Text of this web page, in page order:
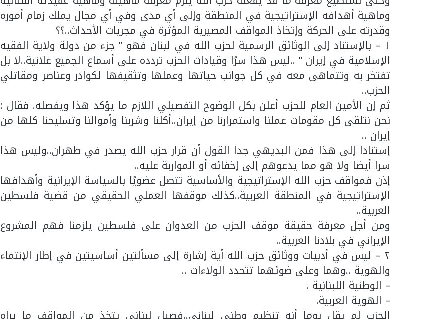
وماهية أهدافه الإستراتيجية في المنطقة وإلى أي مدى وفي أي مجال يملك زمام أموره
وقدرته على الحركة وإتخاذ المواقف المصيرية المؤثرة في مجريات الأحداث..؟؟
١ – بالإستناد إلى الوثائق الرسمية لحزب الله في لبنان فهو ” جزء من دولة ولاية الفقيه
الإسلامية في إيران ” ..ليس هذا سرًا وقيادات الحزب تردده على أسماع الجميع علانية..لا بل
تفتخر به وتتماهى معه في كل جوانب حياتها وعملها وتثقيفها لكوادر وعناصر ومقاتلي
الحزب..
ثم إن الأمين العام للحزب أعلن بكل الوضوح التفصيلي اللازم ما يؤكد هذا ويفصله. فقال :
نحن نتلقى كل مقومات عملنا واستمرارنا من إيران..أكلنا وشربنا وأموالنا وتسليحنا كلها من
إيران ..
إستنادا إلى هذا فمن البديهي جدا القول أن قرار حزب الله يصدر في طهران..وليس هذا
سرا أيضا ولا هو مما يدعوهم إلى إخفائه أو المواربة عليه..
إذن فمواقف حزب الله الإستراتيجية والأساسية تتصل عضويًا بالسياسة الإيرانية وأهدافها
الإستراتيجية في المنطقة العربية..كذلك موقفها العملي الحقيقي من قضية فلسطين
العربية..
ومن أجل معرفة حقيقة موقف الحزب من العدوان على فلسطين يلزمنا فهم المشروع
الإيراني في بلادنا العربية..
٢ – ليس في أدبيات ووثائق حزب الله أية إشارة إلى مسألتين أساسيتين في إطار الإنتماء
والهوية ..وهما وعلى ضوئهما تتحدد الولاءات ..
– الوطنية اللبنانية .
– الهوية العربية.